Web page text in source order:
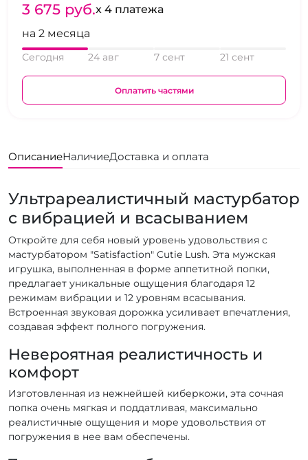
3 675 pуб.x 4 платежа
на 2 месяца
Сегодня 24 авг 7 сент 21 сент
Оплатить частями
ОписаниеНаличиеДоставка и оплата
Ультрареалистичный мастурбатор
с вибрацией и всасыванием
Откройте для себя новый уровень удовольствия с
мастурбатором "Satisfaction" Cutie Lush. Эта мужская
игрушка, выполненная в форме аппетитной попки,
предлагает уникальные ощущения благодаря 12
режимам вибрации и 12 уровням всасывания.
Встроенная звуковая дорожка усиливает впечатления,
создавая эффект полного погружения.
Невероятная реалистичность и
комфорт
Изготовленная из нежнейшей киберкожи, эта сочная
попка очень мягкая и поддатливая, максимально
реалистичные ощущения и море удовольствия от
погружения в нее вам обеспечены.